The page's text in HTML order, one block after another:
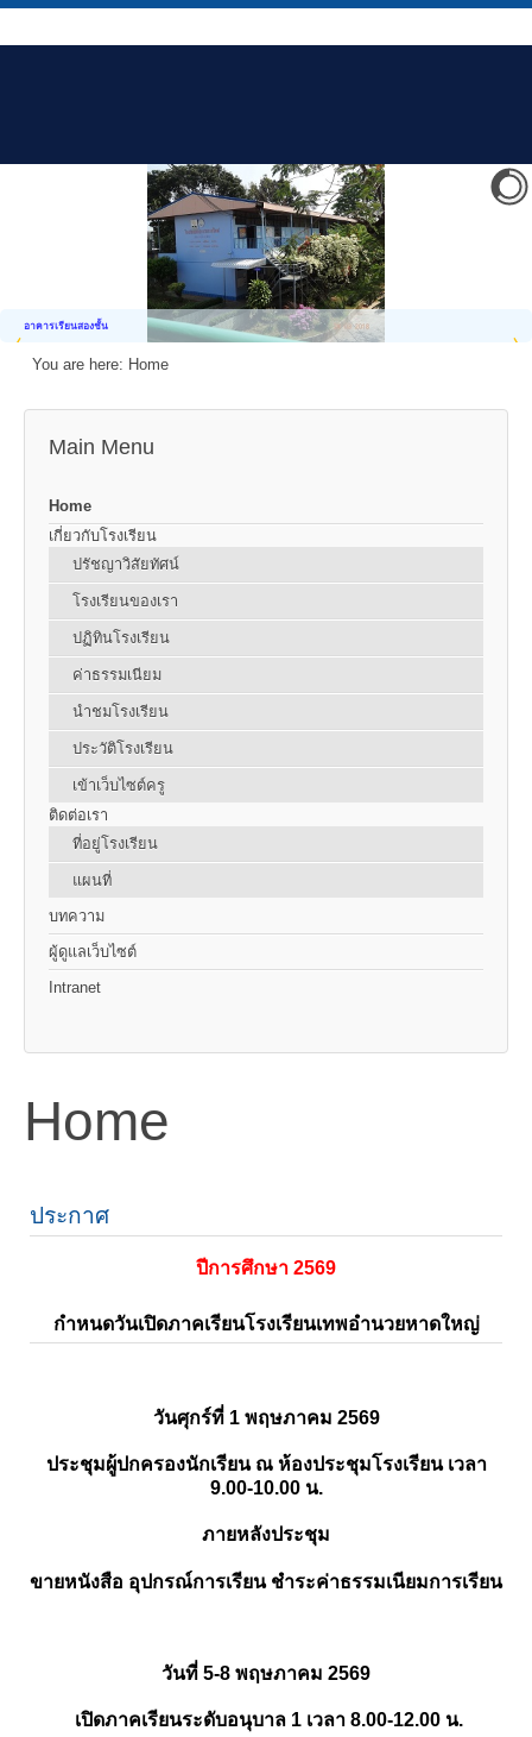
อาคารเรียนสองชั้น
You are here: Home
Main Menu
Home
เกี่ยวกับโรงเรียน
ปรัชญาวิสัยทัศน์
โรงเรียนของเรา
ปฏิทินโรงเรียน
ค่าธรรมเนียม
นำชมโรงเรียน
ประวัติโรงเรียน
เข้าเว็บไซต์ครู
ติดต่อเรา
ที่อยู่โรงเรียน
แผนที่
บทความ
ผู้ดูแลเว็บไซต์
Intranet
Home
ประกาศ
ปีการศึกษา 2569
กำหนดวันเปิดภาคเรียนโรงเรียนเทพอำนวยหาดใหญ่
วันศุกร์ที่ 1 พฤษภาคม 2569
ประชุมผู้ปกครองนักเรียน ณ ห้องประชุมโรงเรียน เวลา
9.00-10.00 น.
ภายหลังประชุม
ขายหนังสือ อุปกรณ์การเรียน ชำระค่าธรรมเนียมการเรียน
วันที่ 5-8 พฤษภาคม 2569
เปิดภาคเรียนระดับอนุบาล 1 เวลา 8.00-12.00 น.